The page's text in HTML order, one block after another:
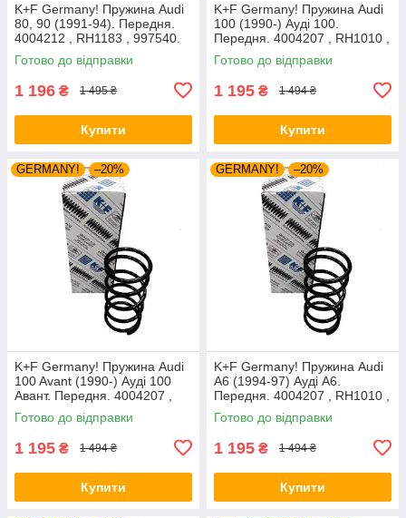
K+F Germany! Пружина Audi
80, 90 (1991-94). Передня.
4004212 , RH1183 , 997540.
К+Ф Німеччина
Готово до відправки
1 196 ₴ 1 495 ₴
Купити
K+F Germany! Пружина Audi
100 (1990-) Ауді 100.
Передня. 4004207 , RH1010 ,
997224. К+Ф Німеччина
Готово до відправки
1 195 ₴ 1 494 ₴
Купити
GERMANY! –20%
K+F Germany! Пружина Audi
100 Avant (1990-) Ауді 100
Авант. Передня. 4004207 ,
RH1010 , 997224. К+Ф
Німеччина
Готово до відправки
1 195 ₴ 1 494 ₴
Купити
GERMANY! –20%
K+F Germany! Пружина Audi
A6 (1994-97) Ауді А6.
Передня. 4004207 , RH1010 ,
997224. К+Ф Німеччина
Готово до відправки
1 195 ₴ 1 494 ₴
Купити